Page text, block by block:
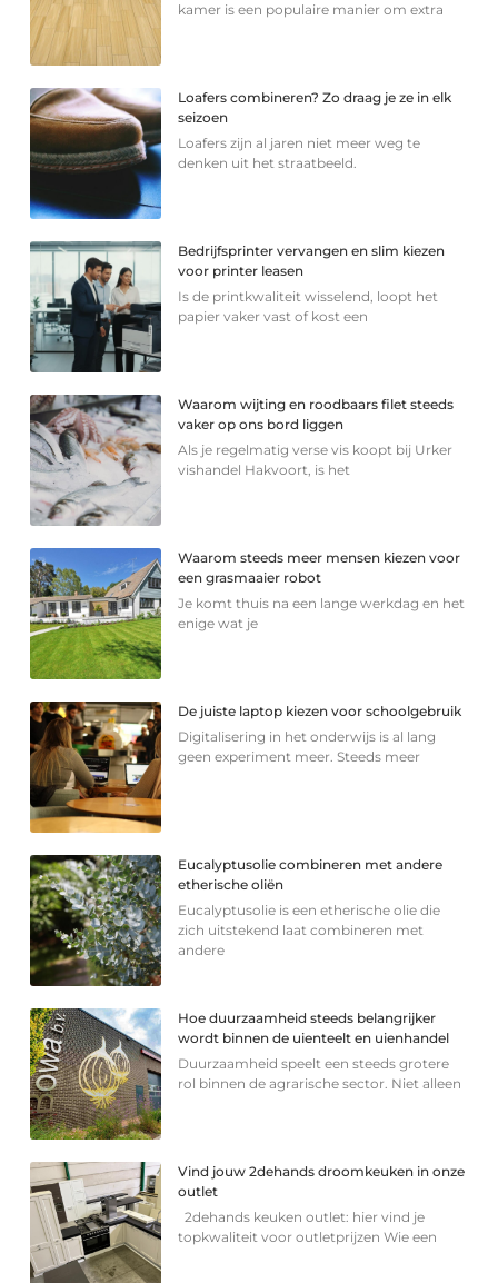
kamer is een populaire manier om extra
Loafers combineren? Zo draag je ze in elk
seizoen
Loafers zijn al jaren niet meer weg te
denken uit het straatbeeld.
Bedrijfsprinter vervangen en slim kiezen
voor printer leasen
Is de printkwaliteit wisselend, loopt het
papier vaker vast of kost een
Waarom wijting en roodbaars filet steeds
vaker op ons bord liggen
Als je regelmatig verse vis koopt bij Urker
vishandel Hakvoort, is het
Waarom steeds meer mensen kiezen voor
een grasmaaier robot
Je komt thuis na een lange werkdag en het
enige wat je
De juiste laptop kiezen voor schoolgebruik
Digitalisering in het onderwijs is al lang
geen experiment meer. Steeds meer
Eucalyptusolie combineren met andere
etherische oliën
Eucalyptusolie is een etherische olie die
zich uitstekend laat combineren met
andere
Hoe duurzaamheid steeds belangrijker
wordt binnen de uienteelt en uienhandel
Duurzaamheid speelt een steeds grotere
rol binnen de agrarische sector. Niet alleen
Vind jouw 2dehands droomkeuken in onze
outlet
2dehands keuken outlet: hier vind je
topkwaliteit voor outletprijzen Wie een